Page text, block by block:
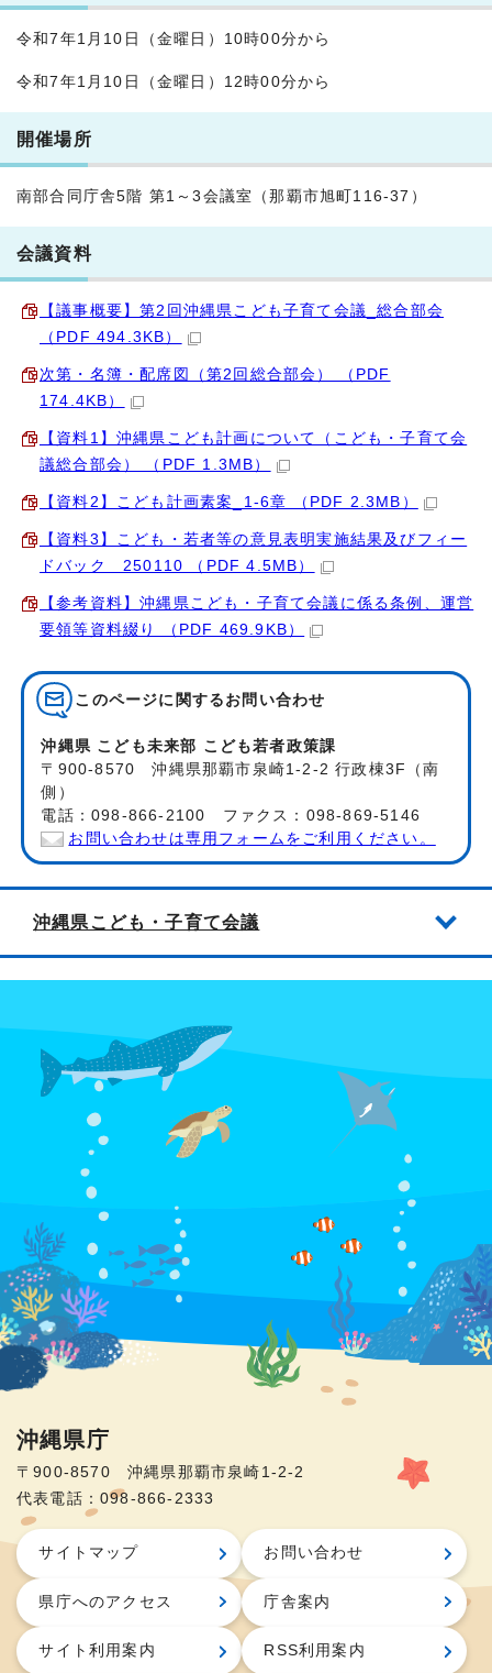
令和7年1月10日（金曜日）10時00分から
令和7年1月10日（金曜日）12時00分から
開催場所
南部合同庁舎5階 第1～3会議室（那覇市旭町116-37）
会議資料
【議事概要】第2回沖縄県こども子育て会議_総合部会
（PDF 494.3KB）
次第・名簿・配席図（第2回総合部会） （PDF
174.4KB）
【資料1】沖縄県こども計画について（こども・子育て会
議総合部会） （PDF 1.3MB）
【資料2】こども計画素案_1-6章 （PDF 2.3MB）
【資料3】こども・若者等の意見表明実施結果及びフィー
ドバック 250110 （PDF 4.5MB）
【参考資料】沖縄県こども・子育て会議に係る条例、運営
要領等資料綴り （PDF 469.9KB）
このページに関する お問い合わせ
沖縄県 こども未来部 こども若者政策課
〒900-8570 沖縄県那覇市泉崎1-2-2 行政棟3F（南
側）
電話：098-866-2100 ファクス：098-869-5146
お問い合わせは専用フォームをご利用ください。
沖縄県こども・子育て会議
沖縄県庁
〒900-8570 沖縄県那覇市泉崎1-2-2
代表電話：098-866-2333
サイトマップ お問い合わせ
県庁へのアクセス 庁舎案内
サイト利用案内 RSS利用案内